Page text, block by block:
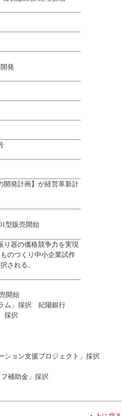
発
開発計画】が経営革新計
型販売開始
り器の価格競争力を実現
のづくり中小企業試作
される。
開始
ム」採択 紀陽銀行
採択
ョン支援プロジェクト」採択
補助金」採択